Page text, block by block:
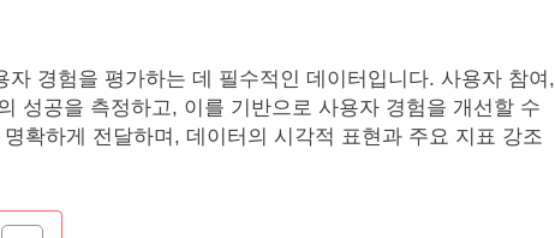
경험을 평가하는 데 필수적인 데이터입니다. 사용자 참여,
성공을 측정하고, 이를 기반으로 사용자 경험을 개선할 수
확하게 전달하며, 데이터의 시각적 표현과 주요 지표 강조